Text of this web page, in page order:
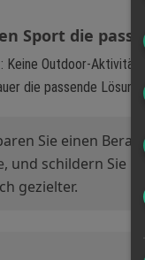
Sport die
Outdoor-Aktivität
die passende
Sie einen
, und schildern Sie
gezielter.